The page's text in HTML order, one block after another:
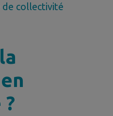
de collectivité